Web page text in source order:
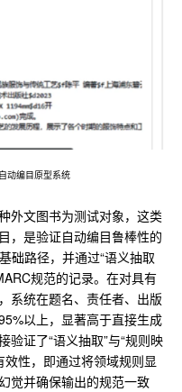
动编目原型系统
外文图书为测试对象，这类
，是验证自动编目鲁棒性的
础路径，并通过“语义抽取
规范的记录。在对具有
系统在题名、责任者、出版
以上，显著高于直接生成
证了“语义抽取”与“规则映
性，即通过将领域规则显
觉并确保输出的规范一致